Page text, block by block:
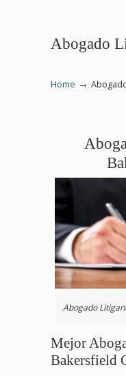
Abogado
Home →
Abogado
Mejor
Bakersfield